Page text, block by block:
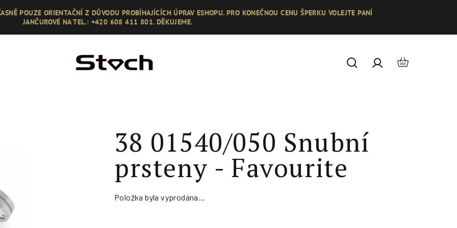
POUZE ORIENTAČNÍ Z DŮVODU PROBÍHAJÍCÍCH ÚPRAV ESHOPU. PRO KONEČNOU CENU ŠPERKU VOLEJTE PANÍ
JANČUROVÉ NA TEL.: +420 608 411 801. DĚKUJEME.
HledatPřihlášení
Nákupní
38 01540/050 Snubní
prsteny - Favourite
Položka byla vyprodána…